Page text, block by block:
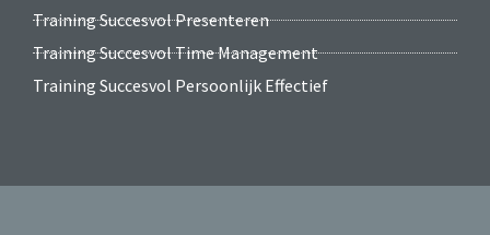
Training Succesvol Presenteren
Training Succesvol Time Management
Training Succesvol Persoonlijk Effectief